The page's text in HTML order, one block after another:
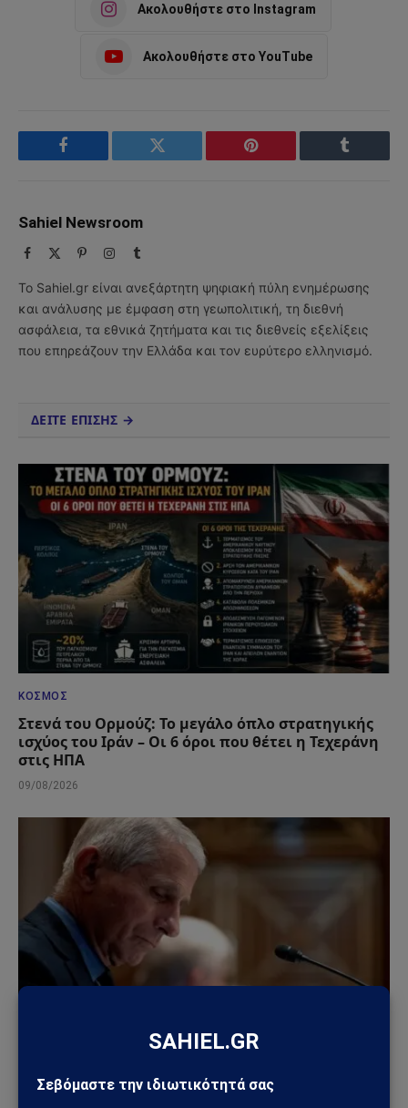
Ακολουθήστε στο Instagram
Ακολουθήστε στο YouTube
Facebook Twitter Pinterest Tumblr
Sahiel Newsroom
Facebook PinterestInstagram
Tumblr
Το Sahiel.gr είναι ανεξάρτητη ψηφιακή πύλη ενημέρωσης
και ανάλυσης με έμφαση στη γεωπολιτική, τη διεθνή
ασφάλεια, τα εθνικά ζητήματα και τις διεθνείς εξελίξεις
που επηρεάζουν την Ελλάδα και τον ευρύτερο ελληνισμό.
ΔΕΙΤΕ ΕΠΙΣΗΣ →
ΚΌΣΜΟΣ
Στενά του Ορμούζ: Το μεγάλο όπλο στρατηγικής
ισχύος του Ιράν – Οι 6 όροι που θέτει η Τεχεράνη
στις ΗΠΑ
09/08/2026
Άντονι Φάουτσι: Στο Υπουργείο Δικαιοσύνης η
υπόθεσή του – Τι πραγματικά συμβαίνει στις ΗΠΑ